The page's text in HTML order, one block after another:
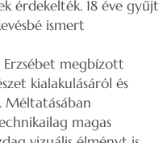
érdekelték. 18 éve gyűjt
ismert
megbízott
kialakulásáról és
Méltatásában
magas